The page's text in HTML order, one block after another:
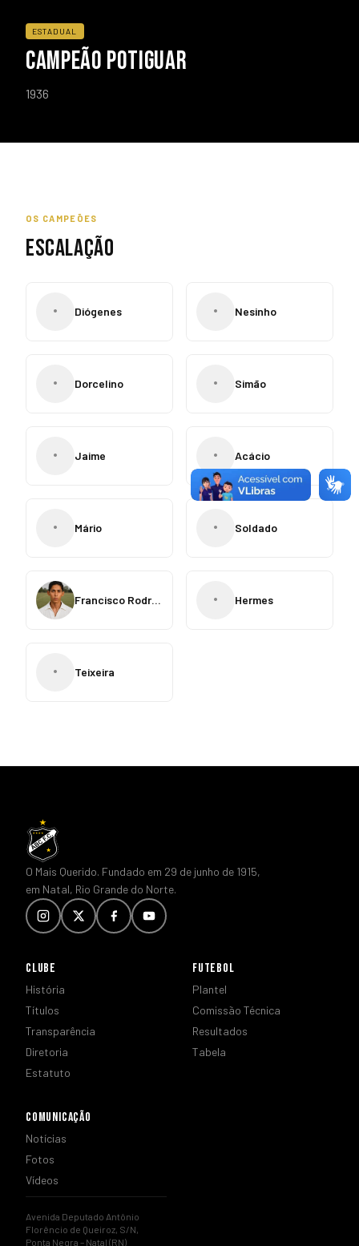
ESTADUAL
CAMPEÃO POTIGUAR
1936
OS CAMPEÕES
ESCALAÇÃO
• Diógenes • Nesinho
• Dorcelino • Simão
• Jaime • Acácio
• Mário • Soldado
Francisco Rodrigues • Hermes
• Teixeira
O Mais Querido. Fundado em 29 de junho de 1915,
em Natal, Rio Grande do Norte.
CLUBE
História
Títulos
Transparência
Diretoria
Estatuto
FUTEBOL
Plantel
Comissão Técnica
Resultados
Tabela
COMUNICAÇÃO
Notícias
Fotos
Vídeos
Avenida Deputado Antônio
Florêncio de Queiroz, S/N,
Ponta Negra – Natal (RN)